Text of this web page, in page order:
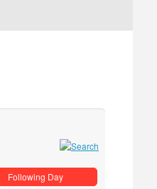
Following Day